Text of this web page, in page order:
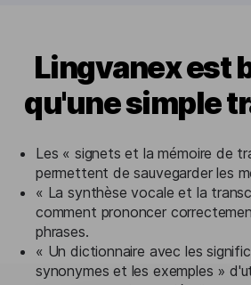
Lingvanex est
qu'une simple
Les « signets et la mémoire de
permettent de sauvegarder les
« La synthèse vocale et la
comment prononcer
phrases.
« Un dictionnaire avec les
synonymes et les exemples »